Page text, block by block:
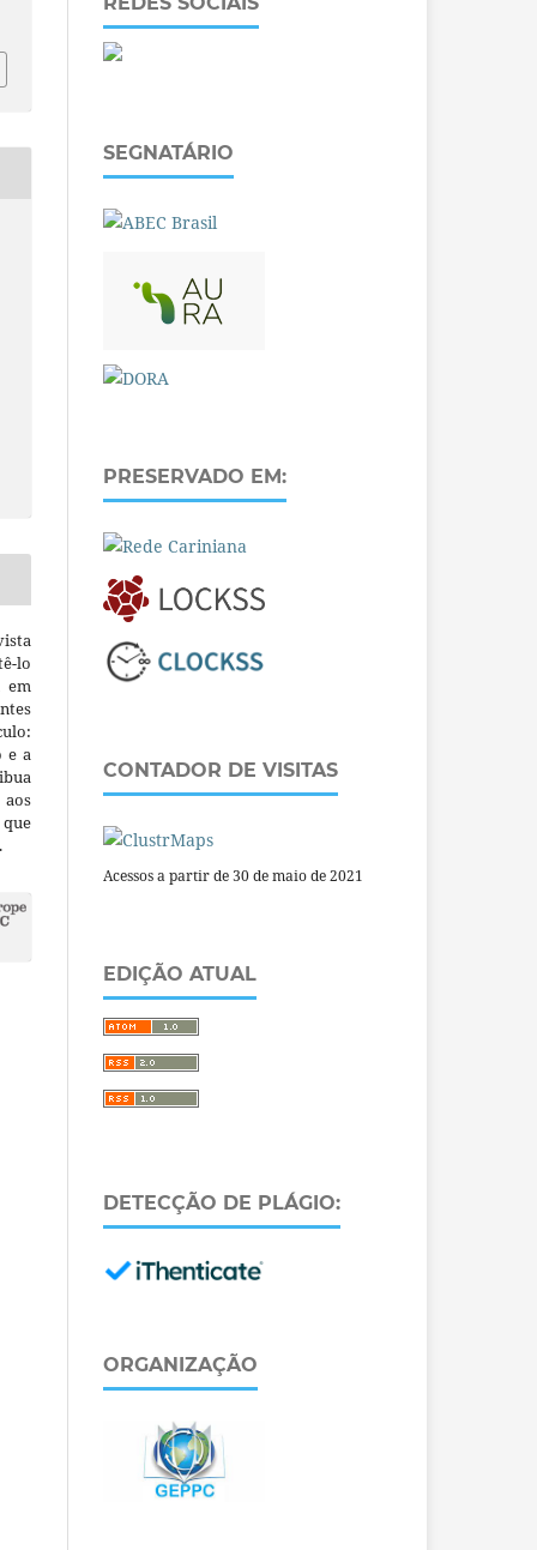
lo
em
e a
SEGNATÁRIO
PRESERVADO EM:
CONTADOR DE VISITAS
Acessos a partir de 30 de maio de 2021
EDIÇÃO ATUAL
DETECÇÃO DE PLÁGIO:
ORGANIZAÇÃO